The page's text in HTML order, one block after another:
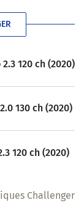
2.3 120 ch (2020)
130 ch (2020)
120 ch (2020)
Challenger